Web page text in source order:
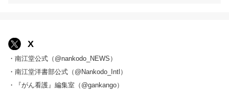
X
・南江堂公式（@nankodo_NEWS）
・南江堂洋書部公式（@Nankodo_Intl）
・『がん看護』編集室（@gankango）